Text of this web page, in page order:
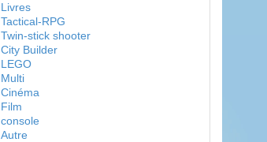
Livres
Tactical-RPG
Twin-stick shooter
City Builder
LEGO
Multi
Cinéma
Film
console
Autre